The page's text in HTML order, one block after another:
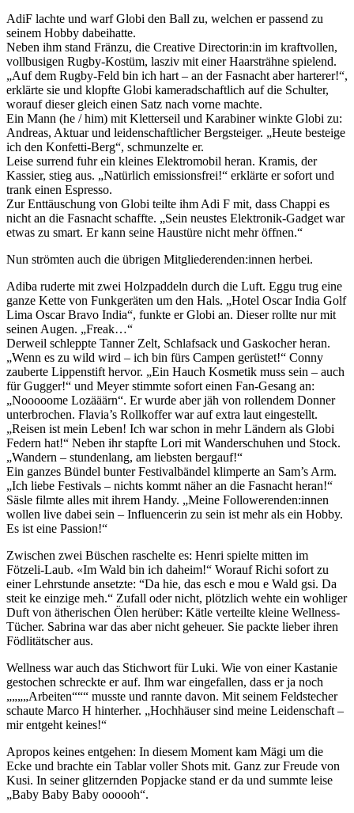
AdiF lachte und warf Globi den Ball zu, welchen er passend zu
seinem Hobby dabeihatte.
Neben ihm stand Fränzu, die Creative Directorin:in im kraftvollen,
vollbusigen Rugby-Kostüm, lasziv mit einer Haarsträhne spielend.
„Auf dem Rugby-Feld bin ich hart – an der Fasnacht aber harterer!“,
erklärte sie und klopfte Globi kameradschaftlich auf die Schulter,
worauf dieser gleich einen Satz nach vorne machte.
Ein Mann (he / him) mit Kletterseil und Karabiner winkte Globi zu:
Andreas, Aktuar und leidenschaftlicher Bergsteiger. „Heute besteige
ich den Konfetti-Berg“, schmunzelte er.
Leise surrend fuhr ein kleines Elektromobil heran. Kramis, der
Kassier, stieg aus. „Natürlich emissionsfrei!“ erklärte er sofort und
trank einen Espresso.
Zur Enttäuschung von Globi teilte ihm Adi F mit, dass Chappi es
nicht an die Fasnacht schaffte. „Sein neustes Elektronik-Gadget war
etwas zu smart. Er kann seine Haustüre nicht mehr öffnen.“
Nun strömten auch die übrigen Mitgliederenden:innen herbei.
Adiba ruderte mit zwei Holzpaddeln durch die Luft. Eggu trug eine
ganze Kette von Funkgeräten um den Hals. „Hotel Oscar India Golf
Lima Oscar Bravo India“, funkte er Globi an. Dieser rollte nur mit
seinen Augen. „Freak…“
Derweil schleppte Tanner Zelt, Schlafsack und Gaskocher heran.
„Wenn es zu wild wird – ich bin fürs Campen gerüstet!“ Conny
zauberte Lippenstift hervor. „Ein Hauch Kosmetik muss sein – auch
für Gugger!“ und Meyer stimmte sofort einen Fan-Gesang an:
„Nooooome Lozääärn“. Er wurde aber jäh von rollendem Donner
unterbrochen. Flavia’s Rollkoffer war auf extra laut eingestellt.
„Reisen ist mein Leben! Ich war schon in mehr Ländern als Globi
Federn hat!“ Neben ihr stapfte Lori mit Wanderschuhen und Stock.
„Wandern – stundenlang, am liebsten bergauf!“
Ein ganzes Bündel bunter Festivalbändel klimperte an Sam’s Arm.
„Ich liebe Festivals – nichts kommt näher an die Fasnacht heran!“
Säsle filmte alles mit ihrem Handy. „Meine Followerenden:innen
wollen live dabei sein – Influencerin zu sein ist mehr als ein Hobby.
Es ist eine Passion!“
Zwischen zwei Büschen raschelte es: Henri spielte mitten im
Fötzeli-Laub. «Im Wald bin ich daheim!“ Worauf Richi sofort zu
einer Lehrstunde ansetzte: “Da hie, das esch e mou e Wald gsi. Da
steit ke einzige meh.“ Zufall oder nicht, plötzlich wehte ein wohliger
Duft von ätherischen Ölen herüber: Kätle verteilte kleine Wellness-
Tücher. Sabrina war das aber nicht geheuer. Sie packte lieber ihren
Födlitätscher aus.
Wellness war auch das Stichwort für Luki. Wie von einer Kastanie
gestochen schreckte er auf. Ihm war eingefallen, dass er ja noch
„„„„Arbeiten“““ musste und rannte davon. Mit seinem Feldstecher
schaute Marco H hinterher. „Hochhäuser sind meine Leidenschaft –
mir entgeht keines!“
Apropos keines entgehen: In diesem Moment kam Mägi um die
Ecke und brachte ein Tablar voller Shots mit. Ganz zur Freude von
Kusi. In seiner glitzernden Popjacke stand er da und summte leise
„Baby Baby Baby oooooh“.